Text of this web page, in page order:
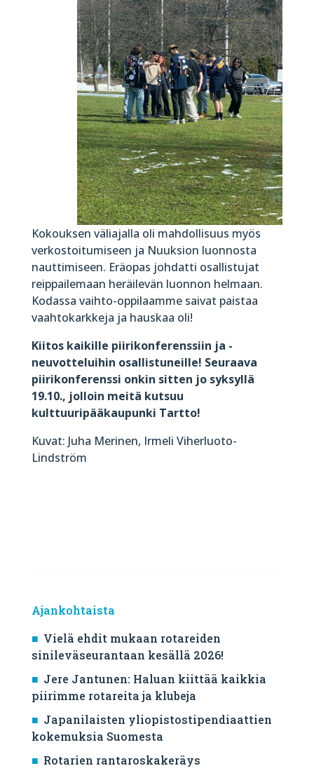
Kokouksen väliajalla oli mahdollisuus myös
verkostoitumiseen ja Nuuksion luonnosta
nauttimiseen. Eräopas johdatti osallistujat
reippailemaan heräilevän luonnon helmaan.
Kodassa vaihto-oppilaamme saivat paistaa
vaahtokarkkeja ja hauskaa oli!
Kiitos kaikille piirikonferenssiin ja -
neuvotteluihin osallistuneille! Seuraava
piirikonferenssi onkin sitten jo syksyllä
19.10., jolloin meitä kutsuu
kulttuuripääkaupunki Tartto!
Kuvat: Juha Merinen, Irmeli Viherluoto-
Lindström
Ajankohtaista
Vielä ehdit mukaan rotareiden
sinileväseurantaan kesällä 2026!
Jere Jantunen: Haluan kiittää kaikkia
piirimme rotareita ja klubeja
Japanilaisten yliopistostipendiaattien
kokemuksia Suomesta
Rotarien rantaroskakeräys